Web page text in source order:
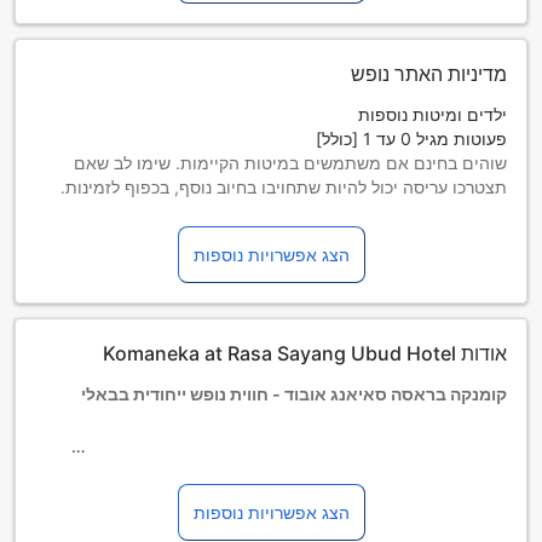
מדיניות האתר נופש
ילדים ומיטות נוספות
פעוטות מגיל 0 עד 1 [כולל]
שוהים בחינם אם משתמשים במיטות הקיימות. שימו לב שאם
תצטרכו עריסה יכול להיות שתחויבו בחיוב נוסף, בכפוף לזמינות.
ללא עלות נוספת בשימוש במיטה קיימת
האפשרות למיטות נוספות תלויה בסוג החדר שבו בחרתם. לפרטים
נוספים נא בדקו את התפוסה בכל חדר.
לחול.
הצג אפשרויות נוספות
אודות Komaneka at Rasa Sayang Ubud Hotel
קומנקה בראסה סאיאנג אובוד - חווית נופש ייחודית בבאלי
חווית נופש בלתי נשכחת עם 32 חדרים מעוצבים בקפידה,
הצג אפשרויות נוספות